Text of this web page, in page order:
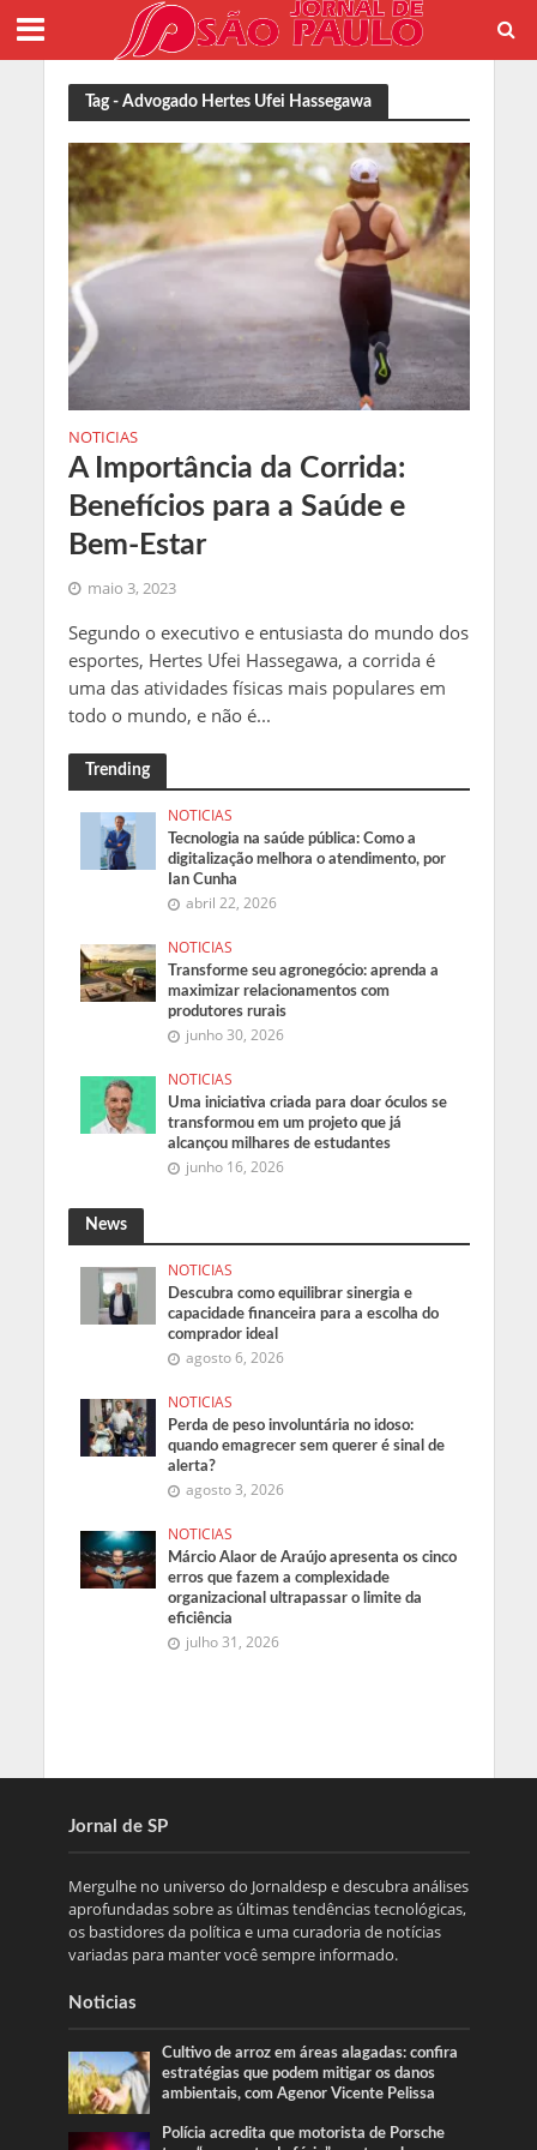
Tag - Advogado Hertes Ufei Hassegawa
NOTICIAS
A Importância da Corrida:
Benefícios para a Saúde e
Bem-Estar
maio 3, 2023
Segundo o executivo e entusiasta do mundo dos
esportes, Hertes Ufei Hassegawa, a corrida é
uma das atividades físicas mais populares em
todo o mundo, e não é...
Trending
NOTICIAS
Tecnologia na saúde pública: Como a
digitalização melhora o atendimento, por
Ian Cunha
abril 22, 2026
NOTICIAS
Transforme seu agronegócio: aprenda a
maximizar relacionamentos com
produtores rurais
junho 30, 2026
NOTICIAS
Uma iniciativa criada para doar óculos se
transformou em um projeto que já
alcançou milhares de estudantes
junho 16, 2026
News
NOTICIAS
Descubra como equilibrar sinergia e
capacidade financeira para a escolha do
comprador ideal
agosto 6, 2026
NOTICIAS
Perda de peso involuntária no idoso:
quando emagrecer sem querer é sinal de
alerta?
agosto 3, 2026
NOTICIAS
Márcio Alaor de Araújo apresenta os cinco
erros que fazem a complexidade
organizacional ultrapassar o limite da
eficiência
julho 31, 2026
Jornal de SP
Mergulhe no universo do Jornaldesp e descubra análises
aprofundadas sobre as últimas tendências tecnológicas,
os bastidores da política e uma curadoria de notícias
variadas para manter você sempre informado.
Noticias
Cultivo de arroz em áreas alagadas: confira
estratégias que podem mitigar os danos
ambientais, com Agenor Vicente Pelissa
Polícia acredita que motorista de Porsche